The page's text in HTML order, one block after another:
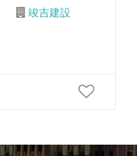
竣吉建設